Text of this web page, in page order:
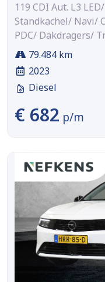
119 CDI Aut. L3
Standkachel/ Navi/
PDC/ Dakdragers/
79.484 km
2023
Diesel
€ 682 p/m